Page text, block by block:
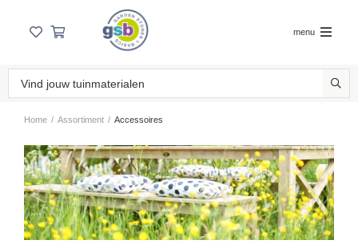
menu
Home / Assortiment / Accessoires